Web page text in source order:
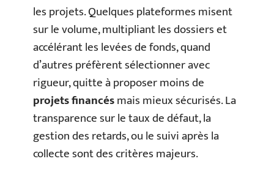
les projets. Quelques plateformes misent
sur le volume, multipliant les dossiers et
accélérant les levées de fonds, quand
d’autres préfèrent sélectionner avec
rigueur, quitte à proposer moins de
projets financésmais mieux sécurisés. La
transparence sur le taux de défaut, la
gestion des retards, ou le suivi après la
collecte sont des critères majeurs.